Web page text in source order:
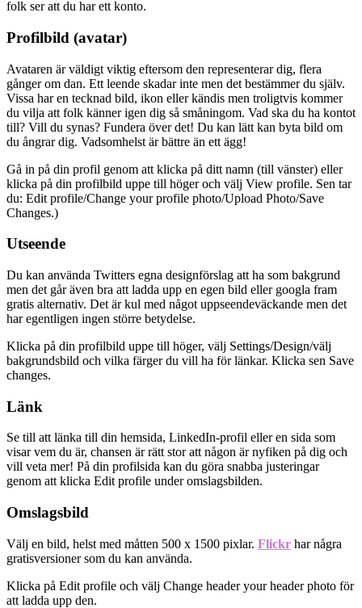
folk ser att du har ett konto.
Profilbild (avatar)
Avataren är väldigt viktig eftersom den representerar dig, flera
gånger om dan. Ett leende skadar inte men det bestämmer du själv.
Vissa har en tecknad bild, ikon eller kändis men troligtvis kommer
du vilja att folk känner igen dig så småningom. Vad ska du ha kontot
till? Vill du synas? Fundera över det! Du kan lätt kan byta bild om
du ångrar dig. Vadsomhelst är bättre än ett ägg!
Gå in på din profil genom att klicka på ditt namn (till vänster) eller
klicka på din profilbild uppe till höger och välj View profile. Sen tar
du: Edit profile/Change your profile photo/Upload Photo/Save
Changes.)
Utseende
Du kan använda Twitters egna designförslag att ha som bakgrund
men det går även bra att ladda upp en egen bild eller googla fram
gratis alternativ. Det är kul med något uppseendeväckande men det
har egentligen ingen större betydelse.
Klicka på din profilbild uppe till höger, välj Settings/Design/välj
bakgrundsbild och vilka färger du vill ha för länkar. Klicka sen Save
changes.
Länk
Se till att länka till din hemsida, LinkedIn-profil eller en sida som
visar vem du är, chansen är rätt stor att någon är nyfiken på dig och
vill veta mer! På din profilsida kan du göra snabba justeringar
genom att klicka Edit profile under omslagsbilden.
Omslagsbild
Välj en bild, helst med måtten 500 x 1500 pixlar. Flickr har några
gratisversioner som du kan använda.
Klicka på Edit profile och välj Change header your header photo för
att ladda upp den.